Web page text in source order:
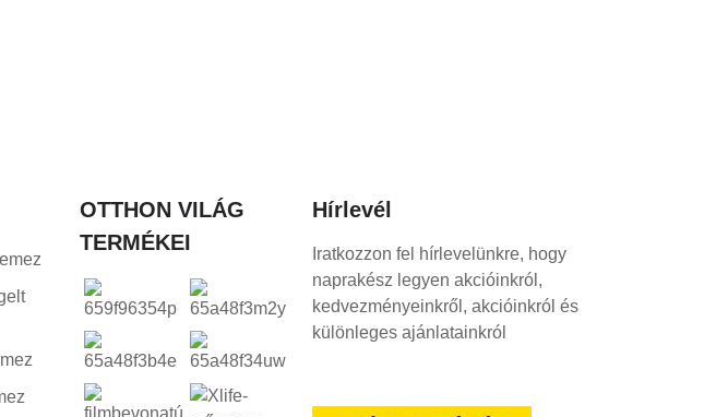
OTTHON VILÁG
TERMÉKEI
Hírlevél
Iratkozzon fel hírlevelünkre, hogy
naprakész legyen akcióinkról,
kedvezményeinkről, akcióinkról és
különleges ajánlatainkról